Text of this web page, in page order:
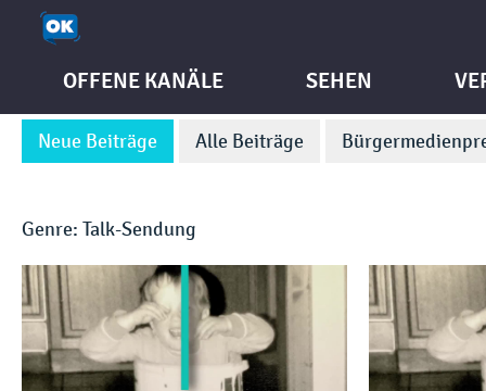
OFFENE KANÄLE SEHEN
Neue Beiträge Alle Beiträge
Genre: Talk-Sendung